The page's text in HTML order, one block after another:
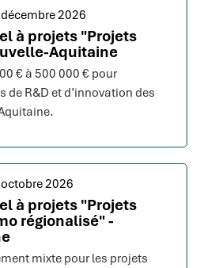
2026
à projets "Projets
Aquitaine
€ à 500 000 € pour
R&D et d’innovation des
2026
à projets "Projets
régionalisé" -
mixte pour les projets